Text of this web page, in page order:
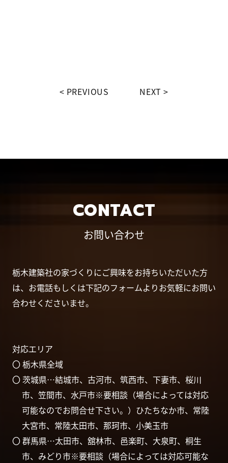
PREVIOUS NEXT
CONTACT
お問い合わせ
栃木建築社の家づくりにご興味をお持ちいただいた方
は、お電話もしくは下記のフォームよりお気軽にお問い
合わせくださいませ。
対応エリア
〇 栃木県全域
〇 茨城県…結城市、古河市、筑西市、下妻市、桜川
市、笠間市、水戸市※要相談（場合によっては対応
可能なのでお問合せ下さい。）ひたちなか市、常陸
大宮市、常陸太田市、那珂市、小美玉市
〇 群馬県…太田市、舘林市、邑楽町、大泉町、桐生
市、みどり市※要相談（場合によっては対応可能な